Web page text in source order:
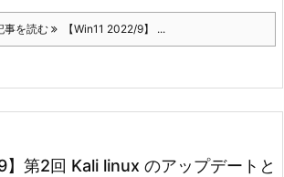
事を読む 【Win11 2022/9】 ...
】第2回 Kali linux のアップデートと